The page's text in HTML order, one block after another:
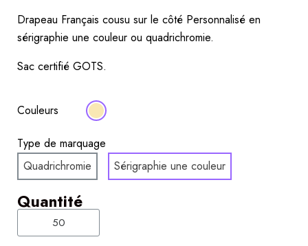
Drapeau Français cousu sur le côté Personnalisé en
sérigraphie une couleur ou quadrichromie.
Sac certifié GOTS.
Couleurs
Type de marquage
Quadrichromie
Sérigraphie une couleur
Quantité